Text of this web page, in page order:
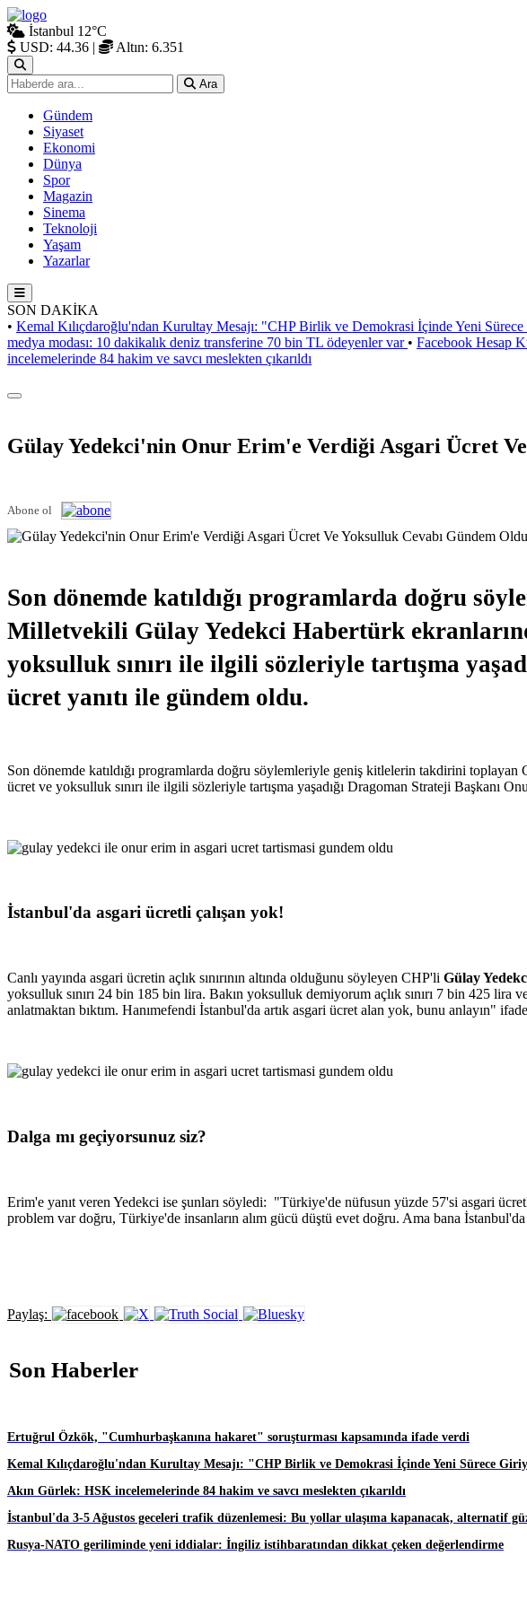
İstanbul 12°C
USD: 44.36 | Altın: 6.351
Ara
Gündem
Siyaset
Ekonomi
Dünya
Spor
Magazin
Sinema
Teknoloji
Yaşam
Yazarlar
SON DAKİKA
• Kemal Kılıçdaroğlu'ndan Kurultay Mesajı: "CHP Birlik ve Demokrasi İçinde Yeni
medya modası: 10 dakikalık deniz transferine 70 bin TL ödeyenler var • Facebook Hesap
incelemelerinde 84 hakim ve savcı meslekten çıkarıldı
Gülay Yedekci'nin Onur Erim'e Verdiği Asgari Ücret
Abone ol
Son dönemde katıldığı programlarda doğru
Milletvekili Gülay Yedekci Habertürk
yoksulluk sınırı ile ilgili sözleriyle tartışma
ücret yanıtı ile gündem oldu.
Son dönemde katıldığı programlarda doğru söylemleriyle geniş kitlelerin takdirini
ücret ve yoksulluk sınırı ile ilgili sözleriyle tartışma yaşadığı Dragoman Strateji Başkanı
İstanbul'da asgari ücretli çalışan yok!
Canlı yayında asgari ücretin açlık sınırının altında olduğunu söyleyen CHP'li Gülay
yoksulluk sınırı 24 bin 185 bin lira. Bakın yoksulluk demiyorum açlık sınırı 7 bin 425
anlatmaktan bıktım. Hanımefendi İstanbul'da artık asgari ücret alan yok, bunu anlayın"
Dalga mı geçiyorsunuz siz?
Erim'e yanıt veren Yedekci ise şunları söyledi: "Türkiye'de nüfusun yüzde 57'si asgari
problem var doğru, Türkiye'de insanların alım gücü düştü evet doğru. Ama bana
Paylaş:
Son Haberler
Ertuğrul Özkök, "Cumhurbaşkanına hakaret" soruşturması kapsamında ifade verdi
Kemal Kılıçdaroğlu'ndan Kurultay Mesajı: "CHP Birlik ve Demokrasi İçinde Yeni Sürece
Akın Gürlek: HSK incelemelerinde 84 hakim ve savcı meslekten çıkarıldı
İstanbul'da 3-5 Ağustos geceleri trafik düzenlemesi: Bu yollar ulaşıma kapanacak, alternatif
Rusya-NATO geriliminde yeni iddialar: İngiliz istihbaratından dikkat çeken değerlendirme